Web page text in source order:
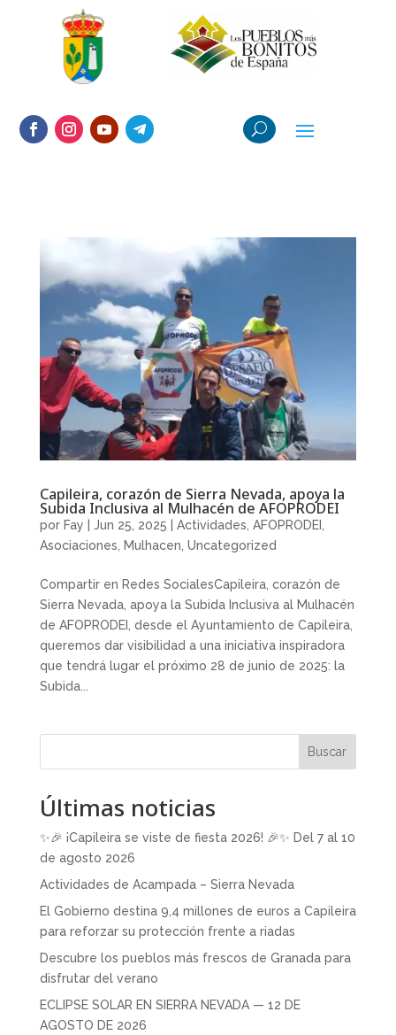
Capileira, corazón de Sierra Nevada, apoya la
Subida Inclusiva al Mulhacén de AFOPRODEI
por Fay Jun 25, 2025 Actividades, AFOPRODEI,
Asociaciones, Mulhacen, Uncategorized
Compartir en Redes SocialesCapileira, corazón de
Sierra Nevada, apoya la Subida Inclusiva al Mulhacén
de AFOPRODEI, desde el Ayuntamiento de Capileira,
queremos dar visibilidad a una iniciativa inspiradora
que tendrá lugar el próximo 28 de junio de 2025: la
Subida...
Buscar
Últimas noticias
✨🎉 ¡Capileira se viste de fiesta 2026! 🎉✨ Del 7 al 10
de agosto 2026
Actividades de Acampada – Sierra Nevada
El Gobierno destina 9,4 millones de euros a Capileira
para reforzar su protección frente a riadas
Descubre los pueblos más frescos de Granada para
disfrutar del verano
ECLIPSE SOLAR EN SIERRA NEVADA — 12 DE
AGOSTO DE 2026